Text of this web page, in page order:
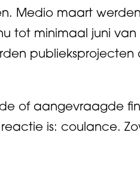
Medio maart
tot minimaal juni van
publieksprojecten
of aangevraagde
is: coulance.